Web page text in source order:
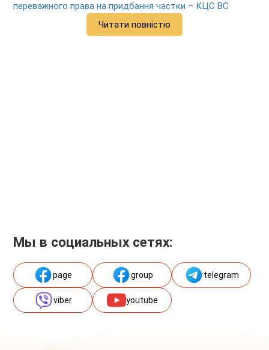
переважного права на придбання частки – КЦС ВС
Читати повністю
Мы в социальных сетях:
page group telegram
viber youtube